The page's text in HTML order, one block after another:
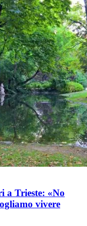
a Trieste: «No
vivere